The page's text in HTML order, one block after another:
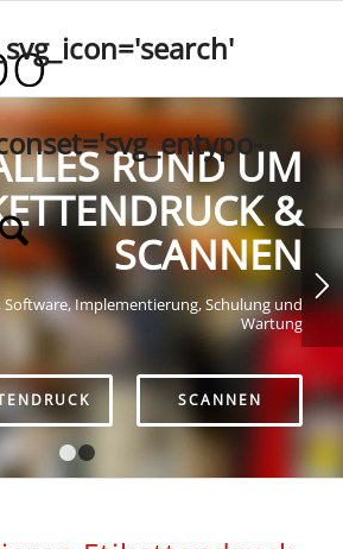
RUND UM
&
SCANNEN
Software, Implementierung, Schulung und
Wartung
SCANNEN